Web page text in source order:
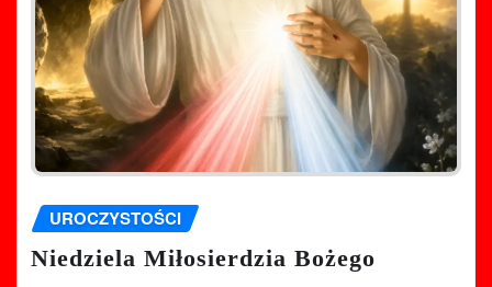
UROCZYSTOŚCI
Niedziela Miłosierdzia Bożego